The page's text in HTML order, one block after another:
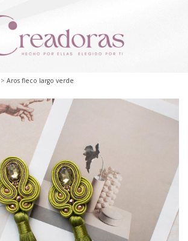
Aros fleco largo verde